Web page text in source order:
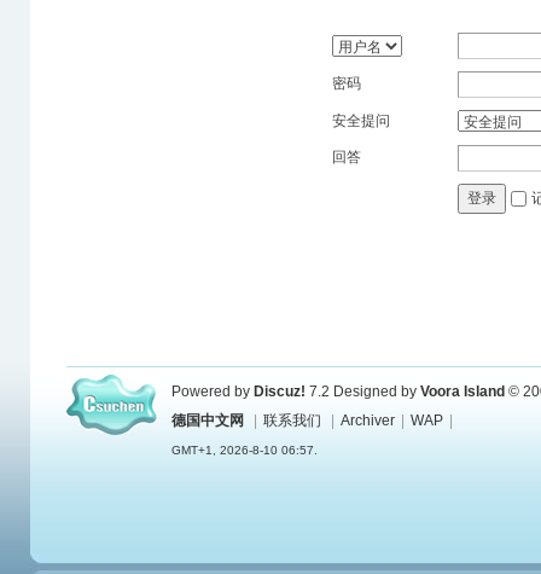
密码
安全提问
回答
登录
Powered by Discuz! 7.2 Designed by Voora Island ©
德国中文网
联系我们 Archiver WAP
GMT+1, 2026-8-10 06:57.